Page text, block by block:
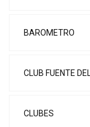
BAROMETRO
CLUB FUENTE
CLUBES